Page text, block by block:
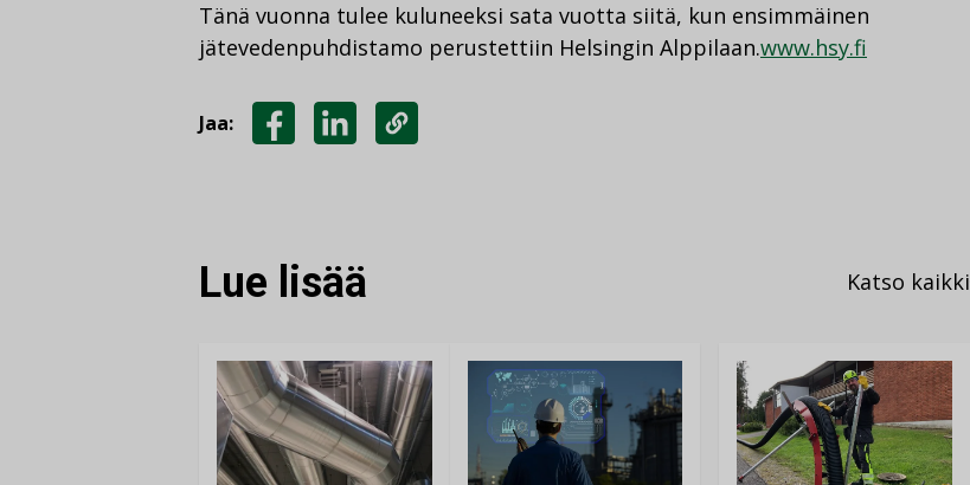
Tänä vuonna tulee kuluneeksi sata vuotta siitä, kun ensimmäinen
jätevedenpuhdistamo perustettiin Helsingin Alppilaan.www.hsy.fi
Jaa:
Lue lisää Katso kaikki